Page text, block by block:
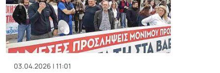
03.04.2026 | 11:01